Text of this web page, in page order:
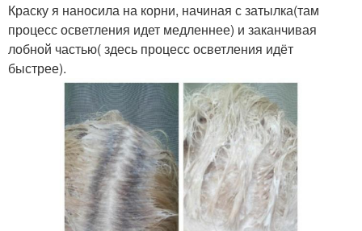
Краску я наносила на корни, начиная с затылка(там
процесс осветления идет медленнее) и заканчивая
лобной частью( здесь процесс осветления идёт
быстрее).